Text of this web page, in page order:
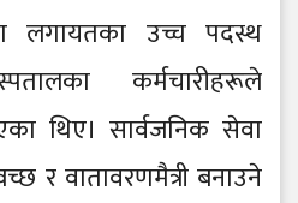
लगायतका उच्च पदस्थ
कर्मचारीहरूले
थिए। सार्वजनिक सेवा
र वातावरणमैत्री बनाउने